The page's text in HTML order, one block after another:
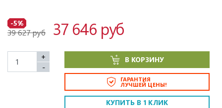
-5%
39 627 руб 37 646 руб
+
-
В КОРЗИНУ
ГАРАНТИЯ
ЛУЧШЕЙ ЦЕНЫ!
КУПИТЬ В 1 КЛИК